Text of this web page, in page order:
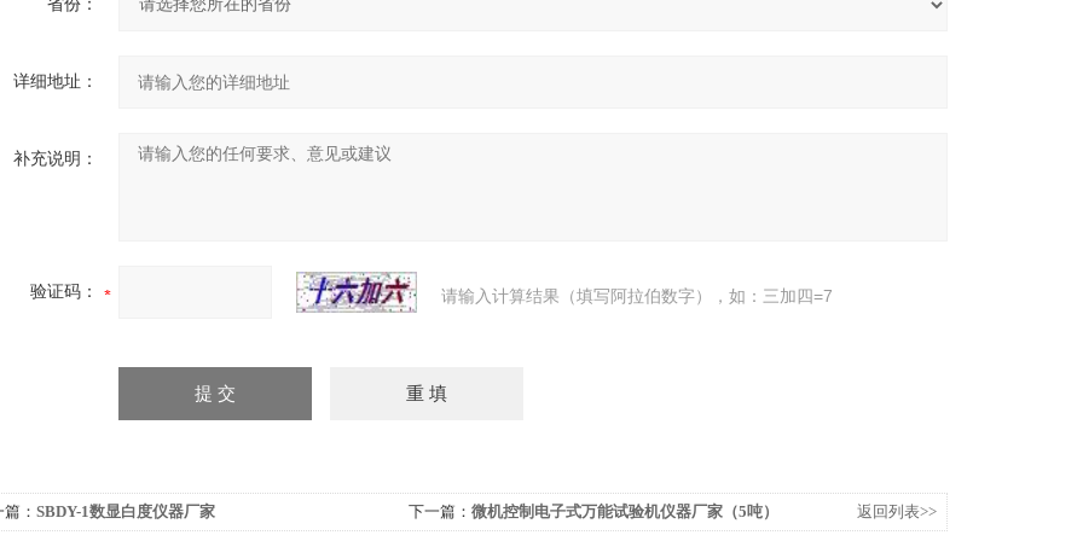
省份：
详细地址：
补充说明：
验证码： 请输入计算结果（填写阿拉伯数字），如：三加四=7
： SBDY-1数显白度仪器厂家 下一篇： 微机控制电子式万能试验机仪器厂家（5吨） 返回列表>>